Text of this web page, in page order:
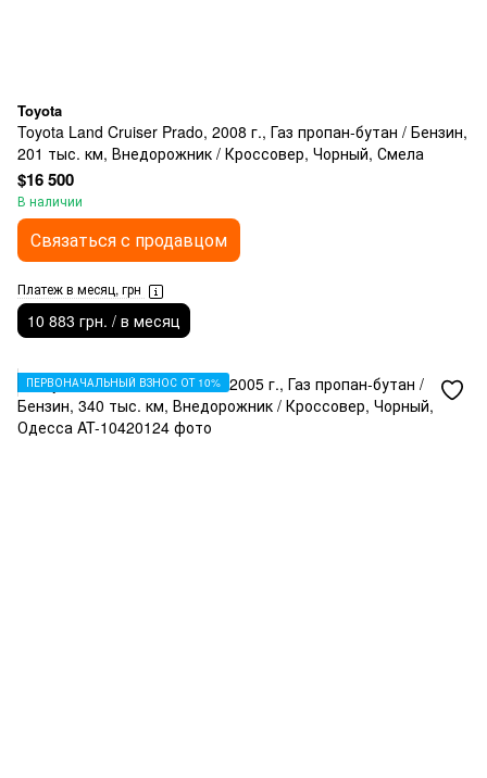
Toyota
Toyota Land Cruiser Prado, 2008 г., Газ пропан-бутан / Бензин,
201 тыс. км, Внедорожник / Кроссовер, Чорный, Смела
$16 500
В наличии
Связаться с продавцом
Платеж в месяц, грн
10 883 грн. / в месяц
ПЕРВОНАЧАЛЬНЫЙ ВЗНОС ОТ 10%